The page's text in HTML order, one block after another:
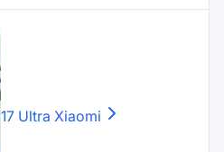
17 Ultra Xiaomi